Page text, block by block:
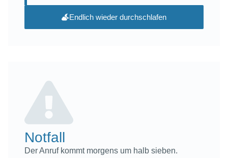
Endlich wieder durchschlafen
Notfall
Der Anruf kommt morgens um halb sieben.